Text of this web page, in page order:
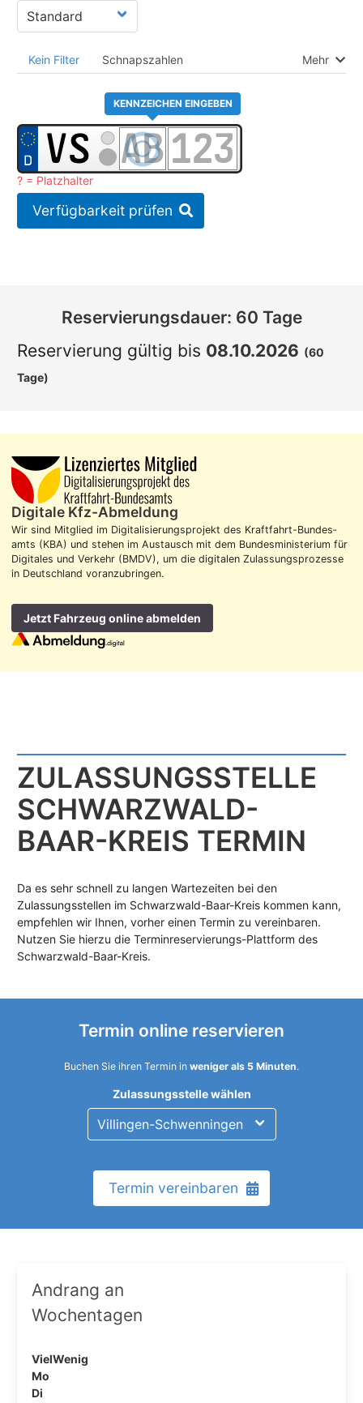
Kein Filter Schnapszahlen Mehr
KENNZEICHEN EINGEBEN
? = Platzhalter
Verfügbarkeit prüfen
Reservierungsdauer: 60 Tage
Reservierung gültig bis 08.10.2026 (60
Tage)
Digitale Kfz-Abmeldung
Wir sind Mitglied im Digitalisierungs­projekt des Kraft­fahrt-Bundes­
amts (KBA) und stehen im Aus­tausch mit dem Bundes­ministerium für
Digitales und Verkehr (BMDV), um die digitalen Zulassungs­prozesse
in Deutschland voran­zubringen.
Jetzt Fahrzeug online abmelden
ZULASSUNGS­STELLE
SCHWARZWALD-
BAAR-KREIS TERMIN
Da es sehr schnell zu langen Wartezeiten bei den
Zulassungsstellen im Schwarzwald-Baar-Kreis kommen kann,
empfehlen wir Ihnen, vorher einen Termin zu vereinbaren.
Nutzen Sie hierzu die Terminreservierungs-Plattform des
Schwarzwald-Baar-Kreis.
Termin online reservieren
Buchen Sie ihren Termin in weniger als 5 Minuten.
Zulassungsstelle wählen
Termin vereinbaren
Andrang an
Wochentagen
VielWenig
Mo
Di